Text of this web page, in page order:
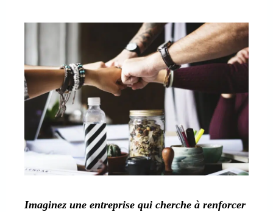
Imaginez une entreprise qui cherche à renforcer